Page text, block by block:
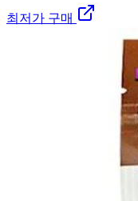
최저가 구매